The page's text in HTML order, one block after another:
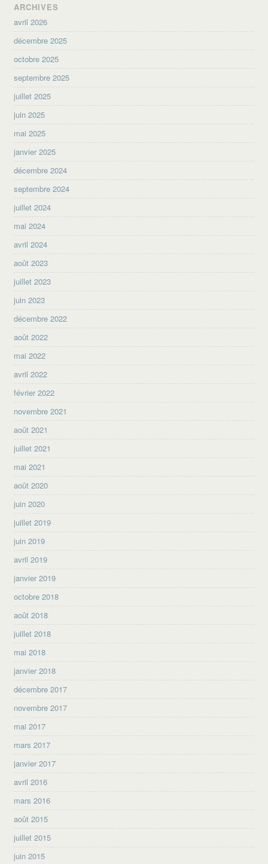
ARCHIVES
avril 2026
décembre 2025
octobre 2025
septembre 2025
juillet 2025
juin 2025
mai 2025
janvier 2025
décembre 2024
septembre 2024
juillet 2024
mai 2024
avril 2024
août 2023
juillet 2023
juin 2023
décembre 2022
août 2022
mai 2022
avril 2022
février 2022
novembre 2021
août 2021
juillet 2021
mai 2021
août 2020
juin 2020
juillet 2019
juin 2019
avril 2019
janvier 2019
octobre 2018
août 2018
juillet 2018
mai 2018
janvier 2018
décembre 2017
novembre 2017
mai 2017
mars 2017
janvier 2017
avril 2016
mars 2016
août 2015
juillet 2015
juin 2015